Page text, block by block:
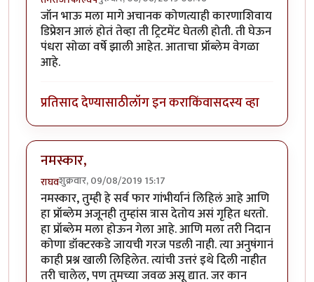
जॉन भाऊ मला मागे अचानक कोणत्याही कारणाशिवाय
डिप्रेशन आलं होतं तेव्हा ती ट्रिटमेंट घेतली होती. ती घेऊन
पंधरा सोळा वर्षे झाली आहेत. आताचा प्रॉब्लेम वेगळा
आहे.
प्रतिसाद देण्यासाठीलॉग इन कराकिंवासदस्य व्हा
नमस्कार,
राघवशुक्रवार, 09/08/2019 15:17
नमस्कार, तुम्ही हे सर्व फार गांभीर्यानं लिहिलं आहे आणि
हा प्रॉब्लेम अजूनही तुम्हांस त्रास देतोय असं गृहित धरतो.
हा प्रॉब्लेम मला होऊन गेला आहे. आणि मला तरी निदान
कोणा डॉक्टरकडे जायची गरज पडली नाही. त्या अनुषंगानं
काही प्रश्न खाली लिहिलेत. त्यांची उत्तरं इथे दिली नाहीत
तरी चालेल, पण तुमच्या जवळ असू द्यात. जर कान